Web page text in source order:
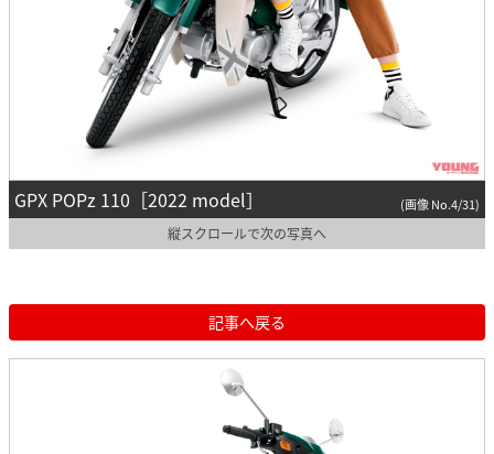
GPX POPz 110［2022 model］ (画像 No.4/31)
縦スクロールで次の写真へ
記事へ戻る